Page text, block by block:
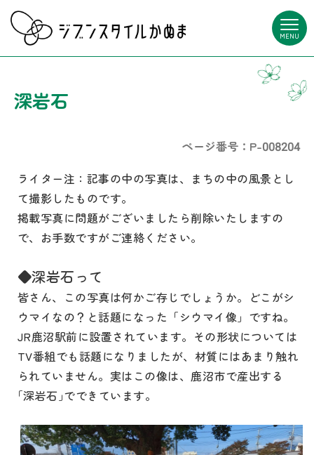
MENU
深岩石
ページ番号：P-008204
ライター注：記事の中の写真は、まちの中の風景とし
て撮影したものです。
掲載写真に問題がございましたら削除いたしますの
で、お手数ですがご連絡ください。
◆深岩石って
皆さん、この写真は何かご存じでしょうか。どこがシ
ウマイなの？と話題になった「シウマイ像」ですね。
JR鹿沼駅前に設置されています。その形状については
TV番組でも話題になりましたが、材質にはあまり触れ
られていません。実はこの像は、鹿沼市で産出する
｢深岩石｣でできています。